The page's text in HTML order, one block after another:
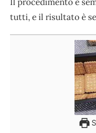
tutti, e il risultato è